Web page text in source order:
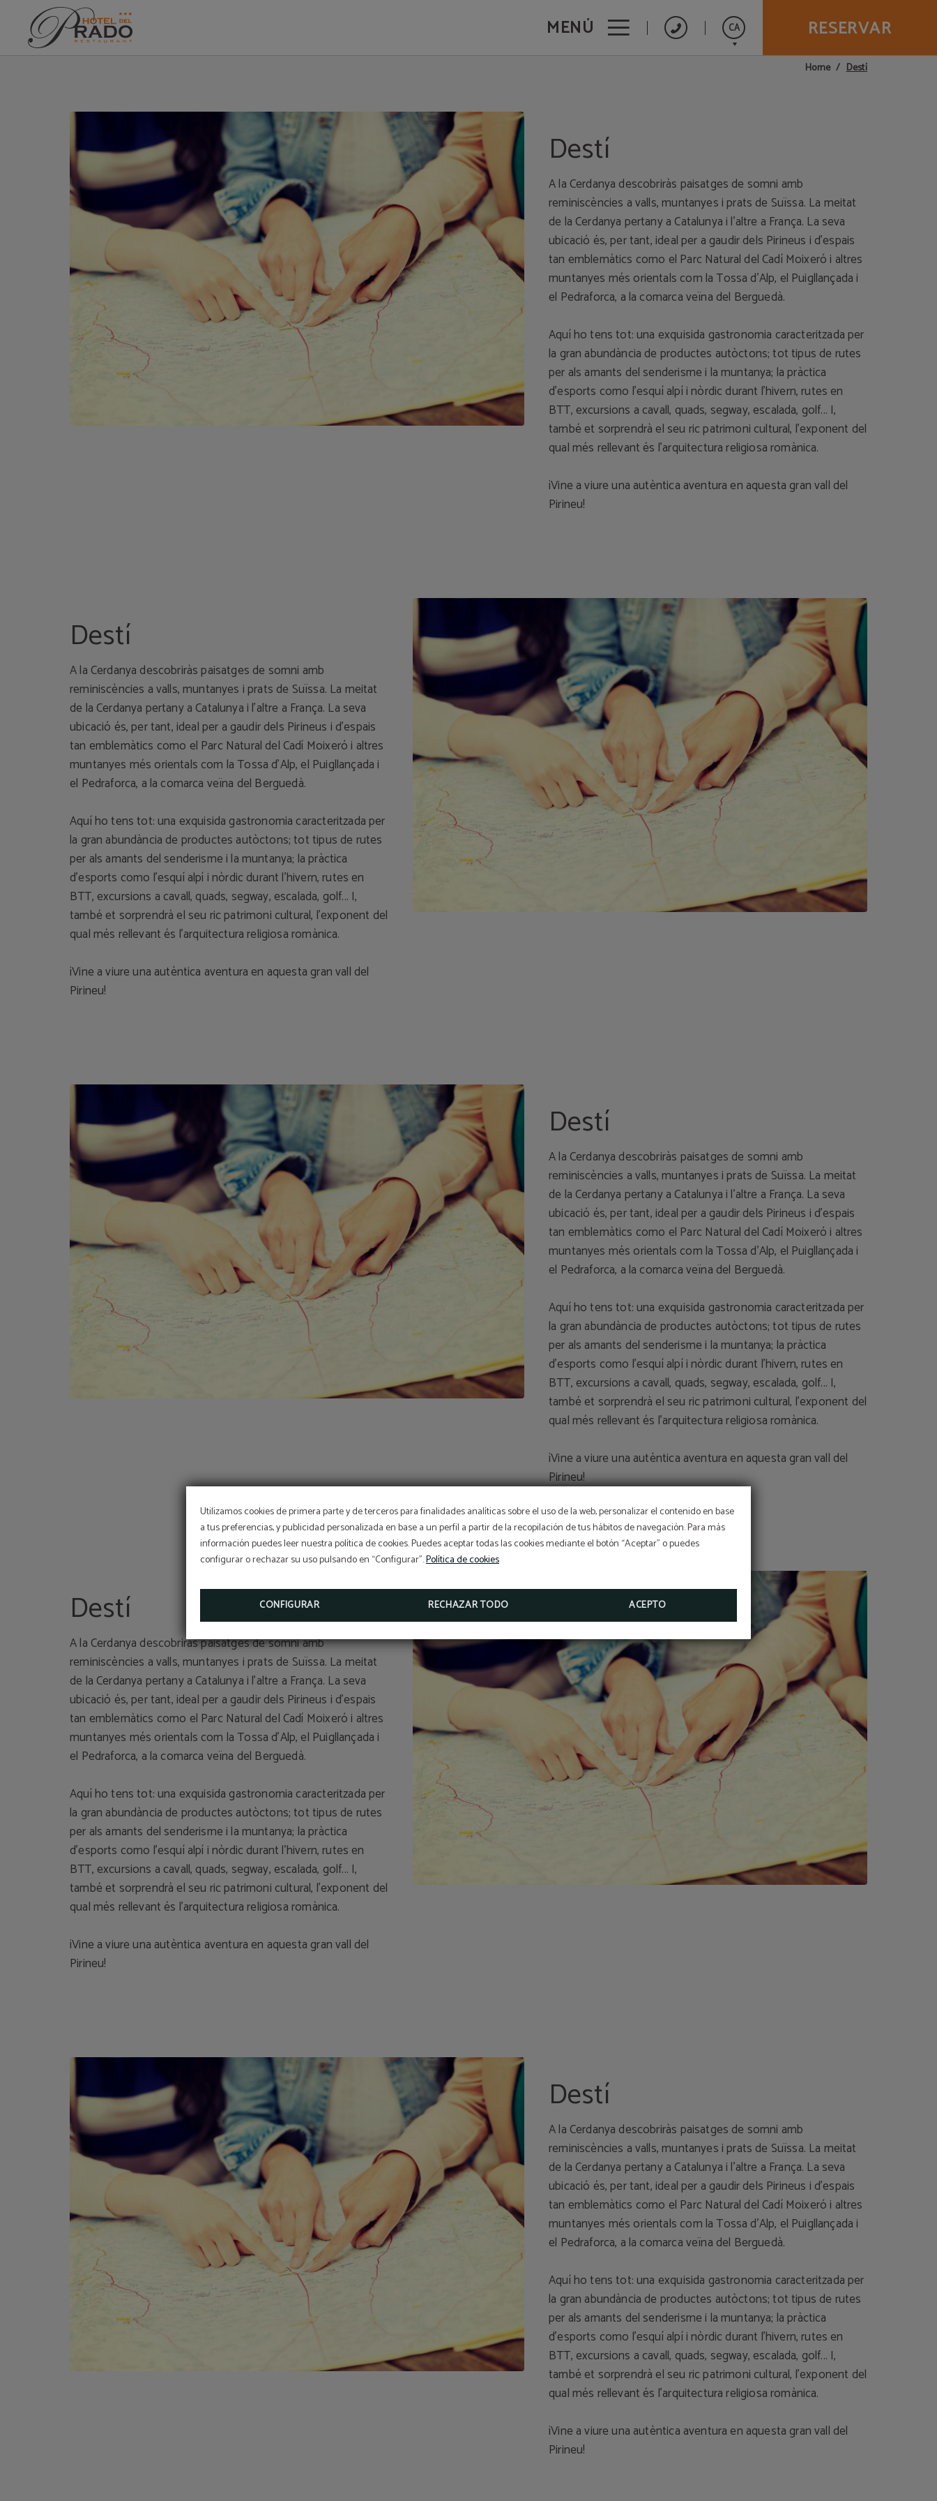
Utilizamos cookies de primera parte y de terceros para finalidades analíticas sobre el uso de la web, personalizar el contenido en base
a tus preferencias, y publicidad personalizada en base a un perfil a partir de la recopilación de tus hábitos de navegación. Para más
información puedes leer nuestra política de cookies. Puedes aceptar todas las cookies mediante el botón “Aceptar” o puedes
configurar o rechazar su uso pulsando en “Configurar”.Política de cookies
CONFIGURAR RECHAZAR TODO ACEPTO
MENÚ CA RESERVAR
Destí de l´Hotel del Prado a Puigcerdà. Web Oficial.
Home Destí
Destí
A la Cerdanya descobriràs paisatges de somni amb
reminiscències a valls, muntanyes i prats de Suïssa. La meitat
de la Cerdanya pertany a Catalunya i l’altre a França. La seva
ubicació és, per tant, ideal per a gaudir dels Pirineus i d’espais
tan emblemàtics como el Parc Natural del Cadí Moixeró i altres
muntanyes més orientals com la Tossa d’Alp, el Puigllançada i
el Pedraforca, a la comarca veïna del Berguedà.
Aquí ho tens tot: una exquisida gastronomia caracteritzada per
la gran abundància de productes autòctons; tot tipus de rutes
per als amants del senderisme i la muntanya; la pràctica
d’esports como l’esquí alpí i nòrdic durant l’hivern, rutes en
BTT, excursions a cavall, quads, segway, escalada, golf... I,
també et sorprendrà el seu ric patrimoni cultural, l’exponent del
qual més rellevant és l’arquitectura religiosa romànica.
¡Vine a viure una autèntica aventura en aquesta gran vall del
Pirineu!
Destí
A la Cerdanya descobriràs paisatges de somni amb
reminiscències a valls, muntanyes i prats de Suïssa. La meitat
de la Cerdanya pertany a Catalunya i l’altre a França. La seva
ubicació és, per tant, ideal per a gaudir dels Pirineus i d’espais
tan emblemàtics como el Parc Natural del Cadí Moixeró i altres
muntanyes més orientals com la Tossa d’Alp, el Puigllançada i
el Pedraforca, a la comarca veïna del Berguedà.
Aquí ho tens tot: una exquisida gastronomia caracteritzada per
la gran abundància de productes autòctons; tot tipus de rutes
per als amants del senderisme i la muntanya; la pràctica
d’esports como l’esquí alpí i nòrdic durant l’hivern, rutes en
BTT, excursions a cavall, quads, segway, escalada, golf... I,
també et sorprendrà el seu ric patrimoni cultural, l’exponent del
qual més rellevant és l’arquitectura religiosa romànica.
¡Vine a viure una autèntica aventura en aquesta gran vall del
Pirineu!
Destí
A la Cerdanya descobriràs paisatges de somni amb
reminiscències a valls, muntanyes i prats de Suïssa. La meitat
de la Cerdanya pertany a Catalunya i l’altre a França. La seva
ubicació és, per tant, ideal per a gaudir dels Pirineus i d’espais
tan emblemàtics como el Parc Natural del Cadí Moixeró i altres
muntanyes més orientals com la Tossa d’Alp, el Puigllançada i
el Pedraforca, a la comarca veïna del Berguedà.
Aquí ho tens tot: una exquisida gastronomia caracteritzada per
la gran abundància de productes autòctons; tot tipus de rutes
per als amants del senderisme i la muntanya; la pràctica
d’esports como l’esquí alpí i nòrdic durant l’hivern, rutes en
BTT, excursions a cavall, quads, segway, escalada, golf... I,
també et sorprendrà el seu ric patrimoni cultural, l’exponent del
qual més rellevant és l’arquitectura religiosa romànica.
¡Vine a viure una autèntica aventura en aquesta gran vall del
Pirineu!
Destí
A la Cerdanya descobriràs paisatges de somni amb
reminiscències a valls, muntanyes i prats de Suïssa. La meitat
de la Cerdanya pertany a Catalunya i l’altre a França. La seva
ubicació és, per tant, ideal per a gaudir dels Pirineus i d’espais
tan emblemàtics como el Parc Natural del Cadí Moixeró i altres
muntanyes més orientals com la Tossa d’Alp, el Puigllançada i
el Pedraforca, a la comarca veïna del Berguedà.
Aquí ho tens tot: una exquisida gastronomia caracteritzada per
la gran abundància de productes autòctons; tot tipus de rutes
per als amants del senderisme i la muntanya; la pràctica
d’esports como l’esquí alpí i nòrdic durant l’hivern, rutes en
BTT, excursions a cavall, quads, segway, escalada, golf... I,
també et sorprendrà el seu ric patrimoni cultural, l’exponent del
qual més rellevant és l’arquitectura religiosa romànica.
¡Vine a viure una autèntica aventura en aquesta gran vall del
Pirineu!
Destí
A la Cerdanya descobriràs paisatges de somni amb
reminiscències a valls, muntanyes i prats de Suïssa. La meitat
de la Cerdanya pertany a Catalunya i l’altre a França. La seva
ubicació és, per tant, ideal per a gaudir dels Pirineus i d’espais
tan emblemàtics como el Parc Natural del Cadí Moixeró i altres
muntanyes més orientals com la Tossa d’Alp, el Puigllançada i
el Pedraforca, a la comarca veïna del Berguedà.
Aquí ho tens tot: una exquisida gastronomia caracteritzada per
la gran abundància de productes autòctons; tot tipus de rutes
per als amants del senderisme i la muntanya; la pràctica
d’esports como l’esquí alpí i nòrdic durant l’hivern, rutes en
BTT, excursions a cavall, quads, segway, escalada, golf... I,
també et sorprendrà el seu ric patrimoni cultural, l’exponent del
qual més rellevant és l’arquitectura religiosa romànica.
¡Vine a viure una autèntica aventura en aquesta gran vall del
Pirineu!